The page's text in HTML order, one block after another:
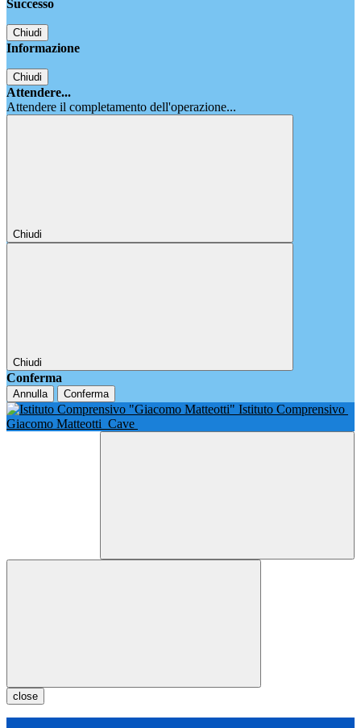
Successo
Chiudi
Informazione
Chiudi
Attendere...
Attendere il completamento dell'operazione...
Chiudi
Chiudi
Conferma
Annulla Conferma
Istituto Comprensivo
Giacomo Matteotti Cave
close